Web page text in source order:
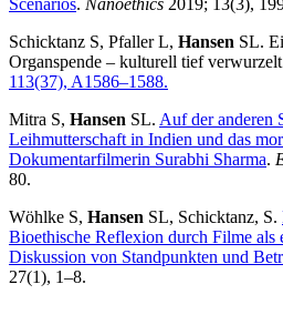
Schicktanz S, Pfaller L, Hansen SL.
Organspende – kulturell tief
113(37), A1586–1588.
Mitra S, Hansen SL. Auf der anderen
Leihmutterschaft in Indien und das
Dokumentarfilmerin Surabhi Sharma.
80.
Wöhlke S, Hansen SL, Schicktanz, S.
Bioethische Reflexion durch Filme als
Diskussion von Standpunkten und
27(1), 1–8.